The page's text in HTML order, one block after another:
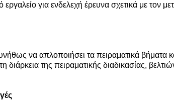
για ενδελεχή έρευνα σχετικά με τον
να απλοποιήσει τα πειραματικά βήματα
της πειραματικής διαδικασίας,